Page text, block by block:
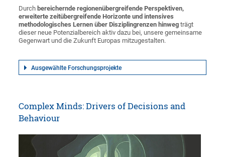
Durch bereichernde regionenübergreifende Perspektiven,
erweiterte zeitübergreifende Horizonte und intensives
methodologisches Lernen über Disziplingrenzen hinweg trägt
dieser neue Potenzialbereich aktiv dazu bei, unsere gemeinsame
Gegenwart und die Zukunft Europas mitzugestalten.
Ausgewählte Forschungsprojekte
Complex Minds: Drivers of Decisions and
Behaviour